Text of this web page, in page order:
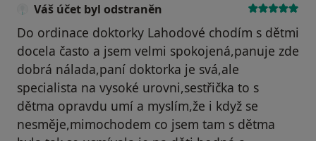
Váš účet byl odstraněn
Do ordinace doktorky Lahodové chodím s dětmi
docela často a jsem velmi spokojená,panuje zde
dobrá nálada,paní doktorka je svá,ale
specialista na vysoké urovni,sestřička to s
dětma opravdu umí a myslím,že i když se
nesměje,mimochodem co jsem tam s dětma